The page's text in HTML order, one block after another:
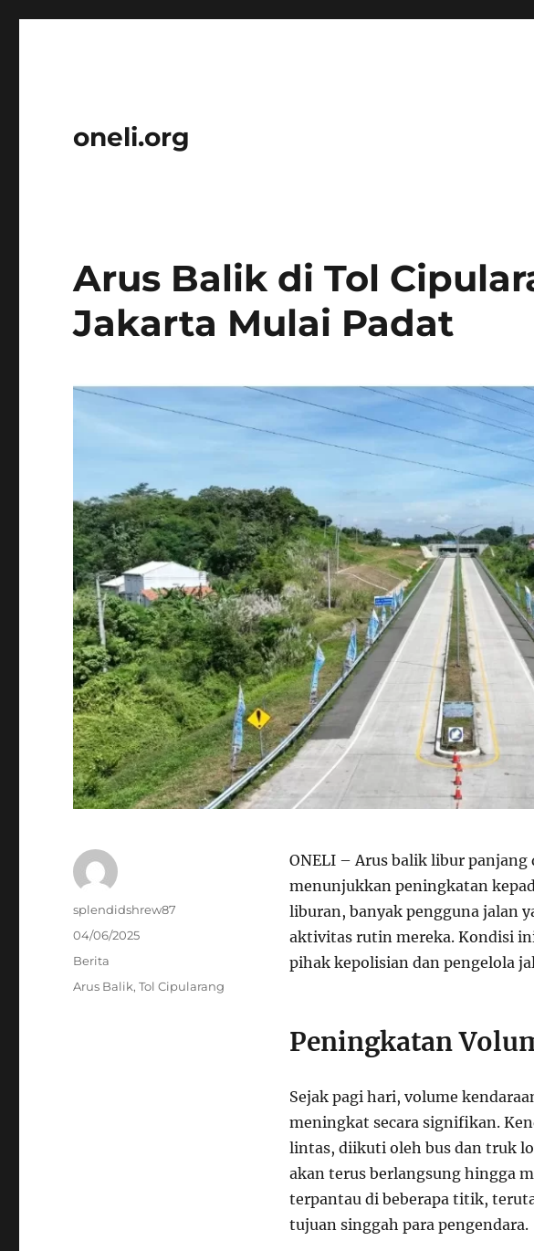
oneli.org
Arus Balik di Tol
Jakarta Mulai Padat
ONELI – Arus balik libur panjang
menunjukkan peningkatan
liburan, banyak pengguna jalan
aktivitas rutin mereka. Kondisi
pihak kepolisian dan pengelola
Peningkatan
Sejak pagi hari, volume
meningkat secara signifikan.
lintas, diikuti oleh bus dan truk
akan terus berlangsung hingga
terpantau di beberapa titik,
tujuan singgah para pengendara.
Author
splendidshrew87
Posted
04/06/2025
Categories
Berita
Tags
Arus Balik,Tol Cipularang